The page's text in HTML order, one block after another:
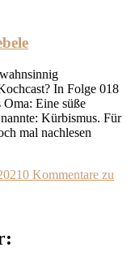
In Folge 018
Oma: Eine süße
Kürbismus. Für
mal nachlesen
0 Kommentare zu